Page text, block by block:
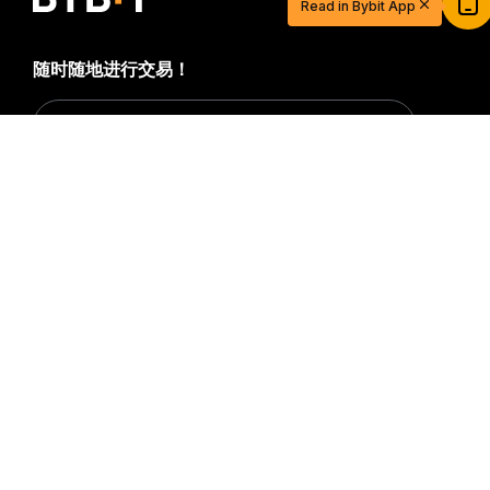
随时随地进行交易！
立即注册并充值，$20 轻松到手 Read in Bybit App